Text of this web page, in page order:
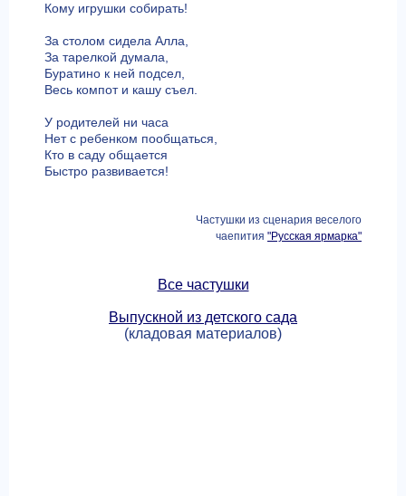
Кому игрушки собирать!
За столом сидела Алла,
За тарелкой думала,
Буратино к ней подсел,
Весь компот и кашу съел.
У родителей ни часа
Нет с ребенком пообщаться,
Кто в саду общается
Быстро развивается!
Частушки из сценария веселого
чаепития "Русская ярмарка"
Все частушки
Выпускной из детского сада
(кладовая материалов)